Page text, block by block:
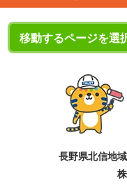
長野県北信地